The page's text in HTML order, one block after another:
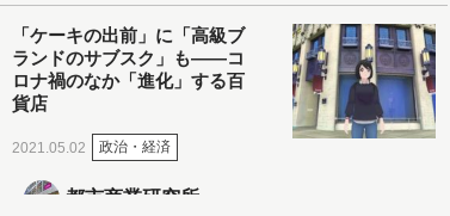
「ケーキの出前」に「高級ブ
ランドのサブスク」も――コ
ロナ禍のなか「進化」する百
貨店
2021.05.02 政治・経済
都市商業研究所